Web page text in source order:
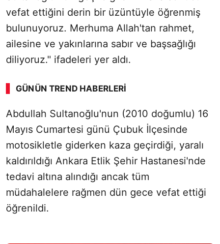
vefat ettiğini derin bir üzüntüyle öğrenmiş
bulunuyoruz. Merhuma Allah'tan rahmet,
ailesine ve yakınlarına sabır ve başsağlığı
diliyoruz." ifadeleri yer aldı.
GÜNÜN TREND HABERLERI
Abdullah Sultanoğlu'nun (2010 doğumlu) 16
Mayıs Cumartesi günü Çubuk İlçesinde
motosikletle giderken kaza geçirdiği, yaralı
kaldırıldığı Ankara Etlik Şehir Hastanesi'nde
tedavi altına alındığı ancak tüm
müdahalelere rağmen dün gece vefat ettiği
öğrenildi.